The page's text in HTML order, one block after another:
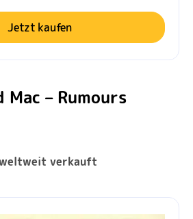
Jetzt kaufen
– Rumours
verkauft